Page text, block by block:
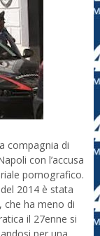
compagnia di
con l’accusa
pornografico.
2014 è stata
che ha meno di
il 27enne si